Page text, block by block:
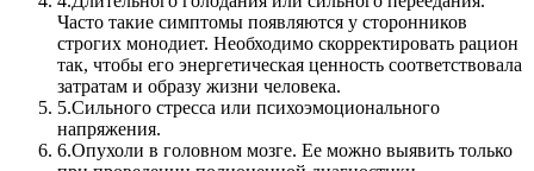
Часто такие симптомы появляются у сторонников
строгих монодиет. Необходимо скорректировать рацион
так, чтобы его энергетическая ценность соответствовала
затратам и образу жизни человека.
5.Сильного стресса или психоэмоционального
напряжения.
6.Опухоли в головном мозге. Ее можно выявить только